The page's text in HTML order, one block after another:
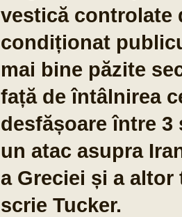
vestică controlate
condiționat
mai bine păzite
față de întâlnirea
desfășoare între 3
un atac asupra
a Greciei și a altor
scrie Tucker.